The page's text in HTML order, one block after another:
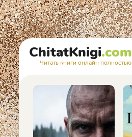
ChitatKnigi.com
Читать книги онлайн полностью